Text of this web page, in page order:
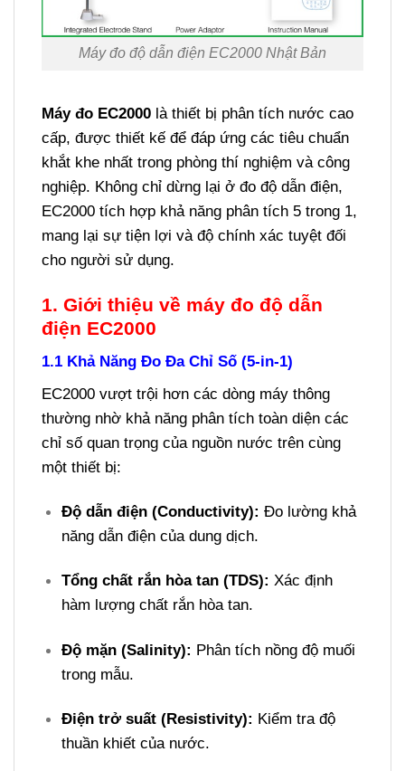
Máy đo độ dẫn điện EC2000 Nhật Bản
Máy đo EC2000 là thiết bị phân tích nước cao
cấp, được thiết kế để đáp ứng các tiêu chuẩn
khắt khe nhất trong phòng thí nghiệm và công
nghiệp. Không chỉ dừng lại ở đo độ dẫn điện,
EC2000 tích hợp khả năng phân tích 5 trong 1,
mang lại sự tiện lợi và độ chính xác tuyệt đối
cho người sử dụng.
1. Giới thiệu về máy đo độ dẫn
điện EC2000
1.1 Khả Năng Đo Đa Chỉ Số (5-in-1)
EC2000 vượt trội hơn các dòng máy thông
thường nhờ khả năng phân tích toàn diện các
chỉ số quan trọng của nguồn nước trên cùng
một thiết bị:
Độ dẫn điện (Conductivity): Đo lường khả
năng dẫn điện của dung dịch.
Tổng chất rắn hòa tan (TDS): Xác định
hàm lượng chất rắn hòa tan.
Độ mặn (Salinity): Phân tích nồng độ muối
trong mẫu.
Điện trở suất (Resistivity): Kiểm tra độ
thuần khiết của nước.